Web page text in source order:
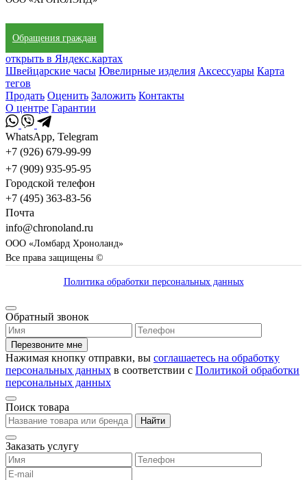
Обращения граждан
открыть в Яндекс.картах
Швейцарские часы Ювелирные изделия Аксессуары Карта
тегов
Продать Оценить Заложить Контакты
О центре Гарантии
WhatsApp, Telegram
+7 (926) 679-99-99
+7 (909) 935-95-95
Городской телефон
+7 (495) 363-83-56
Почта
info@chronoland.ru
ООО «Ломбард Хроноланд»
Все права защищены ©
Политика обработки персональных данных
Обратный звонок
Перезвоните мне
Нажимая кнопку отправки, вы соглашаетесь на обработку
персональных данных в соответствии с Политикой обработки
персональных данных
Поиск товара
Найти
Заказать услугу